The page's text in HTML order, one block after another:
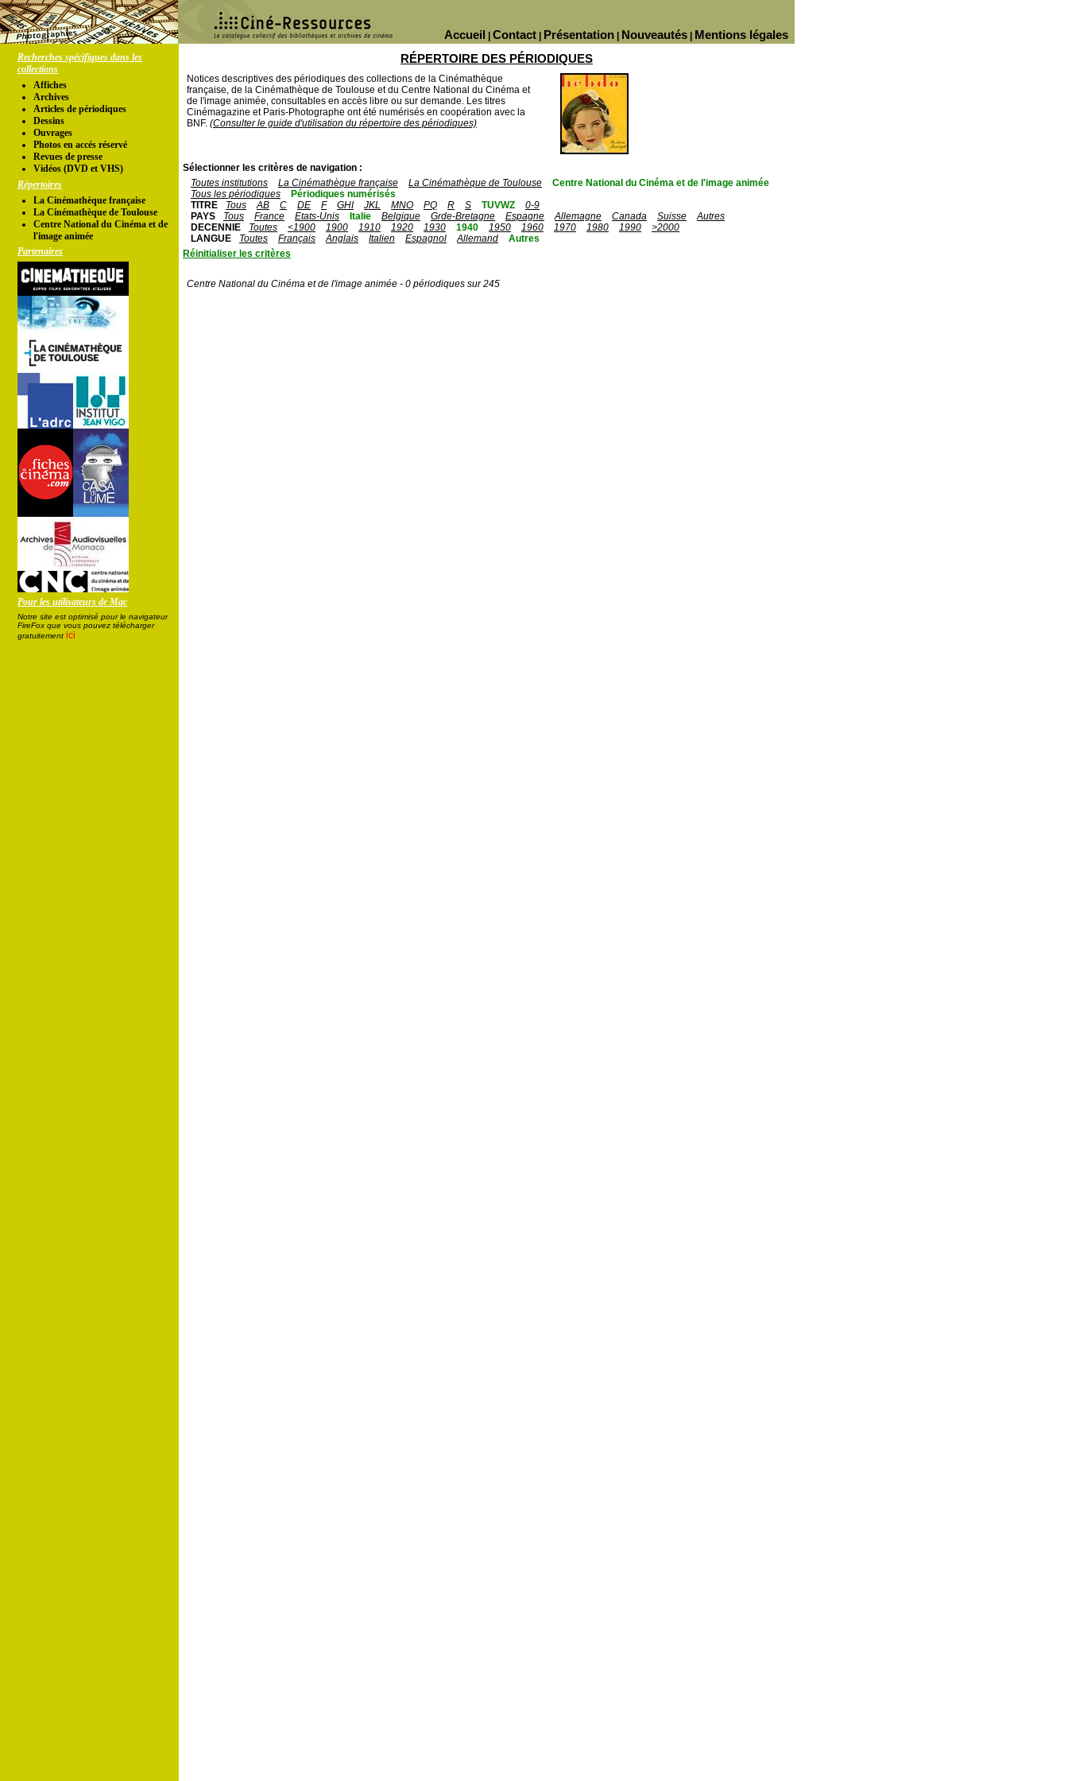
Mentions légales
Nouveautés
Présentation
Contact
Accueil
Recherches spécifiques dans les
collections
Affiches
Archives
Articles de périodiques
Dessins
Ouvrages
Photos en accés réservé
Revues de presse
Vidéos (DVD et VHS)
Répertoires
La Cinémathèque française
La Cinémathèque de Toulouse
Centre National du Cinéma et de
l'image animée
Partenaires
Pour les utilisateurs de Mac
Notre site est optimisé pour le navigateur
FireFox que vous pouvez télécharger
gratuitement ici
RÉPERTOIRE DES PÉRIODIQUES
Notices descriptives des périodiques des collections de la Cinémathèque
française, de la Cinémathèque de Toulouse et du Centre National du Cinéma et
de l'image animée, consultables en accès libre ou sur demande. Les titres
Cinémagazine et Paris-Photographe ont été numérisés en coopération avec la
BNF. (Consulter le guide d'utilisation du répertoire des périodiques)
Sélectionner les critères de navigation :
Toutes institutions
La Cinémathèque française La Cinémathèque de Toulouse
Centre National du Cinéma et de l'image animée
Tous les périodiques
Périodiques numérisés
TITRE
Tous AB C DE F GHI JKL MNO PQ R S TUVWZ
0-9
PAYS
Tous France Etats-Unis Italie Belgique Grde-Bretagne Espagne Allemagne Canada Suisse
Autres
DECENNIE
Toutes <1900 1900 1910 1920 1930 1940 1950 1960 1970 1980 1990
>2000
LANGUE
Toutes Français Anglais Italien Espagnol Allemand
Autres
Réinitialiser les critères
Centre National du Cinéma et de l'image animée - 0 périodiques sur 245